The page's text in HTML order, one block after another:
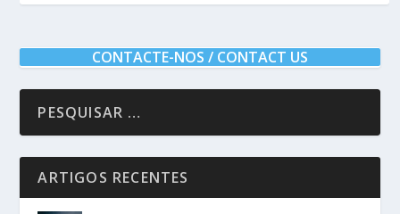
CONTACTE-NOS / CONTACT US
ARTIGOS RECENTES